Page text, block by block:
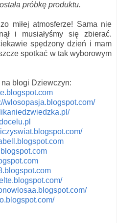
próbkę produktu.
miłej atmosferze! Sama nie
i musiałyśmy się zbierać.
spędzony dzień i mam
spotkać w tak wyborowym
blogi Dziewczyn:
wlosopasja.blogspot.com/